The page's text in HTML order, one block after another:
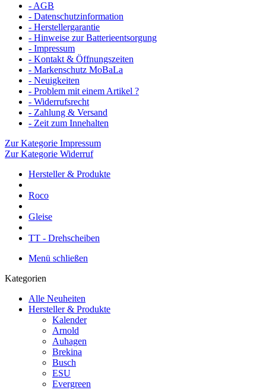
- AGB
- Datenschutzinformation
- Herstellergarantie
- Hinweise zur Batterieentsorgung
- Impressum
- Kontakt & Öffnungszeiten
- Markenschutz MoBaLa
- Neuigkeiten
- Problem mit einem Artikel ?
- Widerrufsrecht
- Zahlung & Versand
- Zeit zum Innehalten
Zur Kategorie Impressum
Zur Kategorie Widerruf
Hersteller & Produkte
Roco
Gleise
TT - Drehscheiben
Menü schließen
Kategorien
Alle Neuheiten
Hersteller & Produkte
Kalender
Arnold
Auhagen
Brekina
Busch
ESU
Evergreen